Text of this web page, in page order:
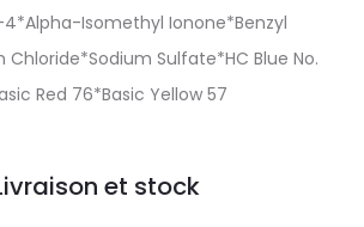
Isomethyl Ionone*Benzyl
Chloride*Sodium Sulfate*HC Blue No.
Red 76*Basic Yellow 57
et stock